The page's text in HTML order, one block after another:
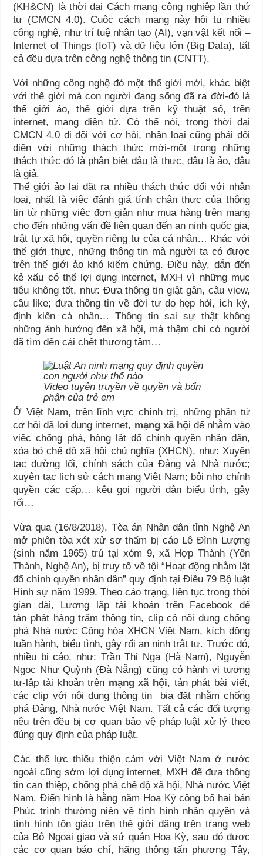
(KH&CN) là thời đại Cách mạng công nghiệp lần thứ
tư (CMCN 4.0). Cuộc cách mạng này hội tụ nhiều
công nghệ, như trí tuệ nhân tạo (AI), vạn vật kết nối –
Internet of Things (IoT) và dữ liệu lớn (Big Data), tất
cả đều dựa trên công nghệ thông tin (CNTT).
Với những công nghệ đó một thế giới mới, khác biệt
với thế giới mà con người đang sống đã ra đời-đó là
thế giới ảo, thế giới dựa trên kỹ thuật số, trên
internet, mạng điện tử. Có thể nói, trong thời đại
CMCN 4.0 đi đôi với cơ hội, nhân loại cũng phải đối
diện với những thách thức mới-một trong những
thách thức đó là phân biệt đâu là thực, đâu là ảo, đâu
là giả.
Thế giới ảo lại đặt ra nhiều thách thức đối với nhân
loại, nhất là việc đánh giá tính chân thực của thông
tin từ những việc đơn giản như mua hàng trên mạng
cho đến những vấn đề liên quan đến an ninh quốc gia,
trật tự xã hội, quyền riêng tư của cá nhân… Khác với
thế giới thực, những thông tin mà người ta có được
trên thế giới ảo khó kiểm chứng. Điều này, dẫn đến
kẻ xấu có thể lợi dụng internet, MXH vì những mục
tiêu không tốt, như: Đưa thông tin giật gân, câu view,
câu like; đưa thông tin về đời tư do hẹp hòi, ích kỷ,
định kiến cá nhân… Thông tin sai sự thật không
những ảnh hưởng đến xã hội, mà thậm chí có người
đã tìm đến cái chết thương tâm…
Video tuyên truyền về quyền và bổn
phận của trẻ em
Ở Việt Nam, trên lĩnh vực chính trị, những phần tử
cơ hội đã lợi dụng internet, mạng xã hội để nhằm vào
việc chống phá, hòng lật đổ chính quyền nhân dân,
xóa bỏ chế độ xã hội chủ nghĩa (XHCN), như: Xuyên
tạc đường lối, chính sách của Đảng và Nhà nước;
xuyên tạc lịch sử cách mạng Việt Nam; bôi nhọ chính
quyền các cấp… kêu gọi người dân biểu tình, gây
rối…
Vừa qua (16/8/2018), Tòa án Nhân dân tỉnh Nghệ An
mở phiên tòa xét xử sơ thẩm bị cáo Lê Đình Lượng
(sinh năm 1965) trú tại xóm 9, xã Hợp Thành (Yên
Thành, Nghệ An), bị truy tố về tội “Hoạt động nhằm lật
đổ chính quyền nhân dân” quy định tại Điều 79 Bộ luật
Hình sự năm 1999. Theo cáo trạng, liên tục trong thời
gian dài, Lượng lập tài khoản trên Facebook để
tán phát hàng trăm thông tin, clip có nội dung chống
phá Nhà nước Cộng hòa XHCN Việt Nam, kích động
tuần hành, biểu tình, gây rối an ninh trật tự. Trước đó,
nhiều bị cáo, như: Trần Thị Nga (Hà Nam), Nguyễn
Ngọc Như Quỳnh (Đà Nẵng) cũng có hành vi tương
tự-lập tài khoản trên mạng xã hội, tán phát bài viết,
các clip với nội dung thông tin bịa đặt nhằm chống
phá Đảng, Nhà nước Việt Nam. Tất cả các đối tượng
nêu trên đều bị cơ quan bảo vệ pháp luật xử lý theo
đúng quy định của pháp luật.
Các thế lực thiếu thiện cảm với Việt Nam ở nước
ngoài cũng sớm lợi dụng internet, MXH để đưa thông
tin can thiệp, chống phá chế độ xã hội, Nhà nước Việt
Nam. Điển hình là hằng năm Hoa Kỳ công bố hai bản
Phúc trình thường niên về tình hình nhân quyền và
tình hình tôn giáo trên thế giới đăng trên trang web
của Bộ Ngoại giao và sứ quán Hoa Kỳ, sau đó được
các cơ quan báo chí, hãng thông tấn phương Tây,